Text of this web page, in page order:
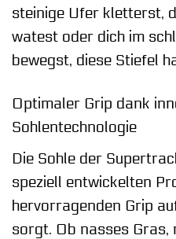
steinige Ufer kletterst,
watest oder dich im
bewegst, diese Stiefel
Optimaler Grip dank
Sohlentechnologie
Die Sohle der
speziell entwickelten
hervorragenden Grip
sorgt. Ob nasses Gras,